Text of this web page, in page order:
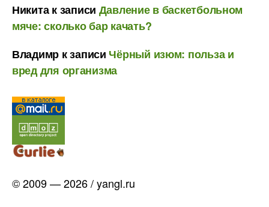
Никитак записи Давление в баскетбольном
мяче: сколько бар качать?
Владимр к записи Чёрный изюм: польза и
вред для организма
© 2009 — 2026 / yangl.ru